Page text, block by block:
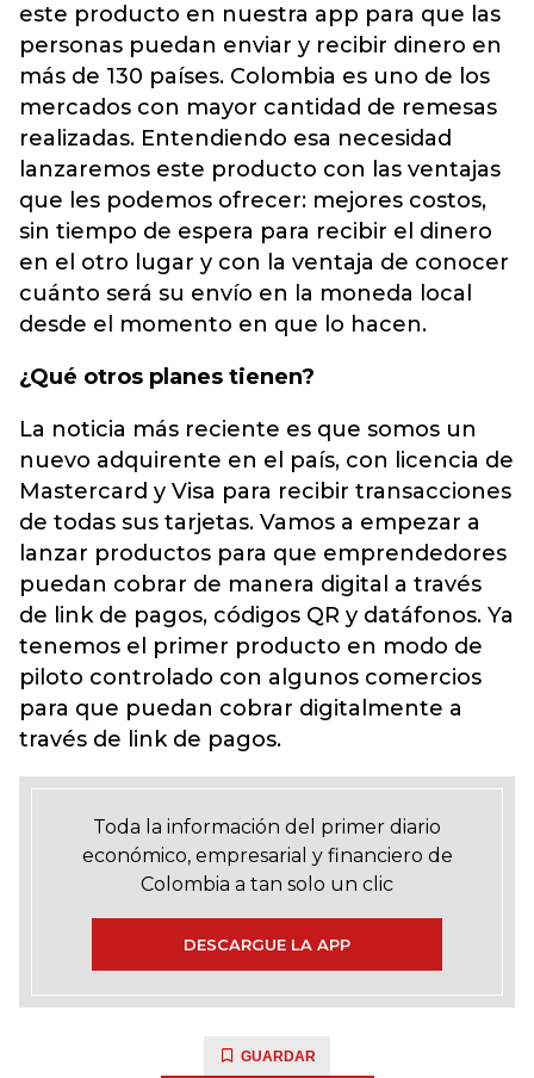
este producto en nuestra app para que las
personas puedan enviar y recibir dinero en
más de 130 países. Colombia es uno de los
mercados con mayor cantidad de remesas
realizadas. Entendiendo esa necesidad
lanzaremos este producto con las ventajas
que les podemos ofrecer: mejores costos,
sin tiempo de espera para recibir el dinero
en el otro lugar y con la ventaja de conocer
cuánto será su envío en la moneda local
desde el momento en que lo hacen.
¿Qué otros planes tienen?
La noticia más reciente es que somos un
nuevo adquirente en el país, con licencia de
Mastercard y Visa para recibir transacciones
de todas sus tarjetas. Vamos a empezar a
lanzar productos para que emprendedores
puedan cobrar de manera digital a través
de link de pagos, códigos QR y datáfonos. Ya
tenemos el primer producto en modo de
piloto controlado con algunos comercios
para que puedan cobrar digitalmente a
través de link de pagos.
Toda la información del primer diario
económico, empresarial y financiero de
Colombia a tan solo un clic
DESCARGUE LA APP
GUARDAR